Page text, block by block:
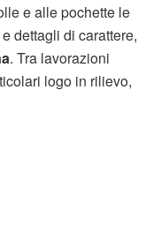
e alle pochette le
dettagli di carattere,
. Tra lavorazioni
logo in rilievo,